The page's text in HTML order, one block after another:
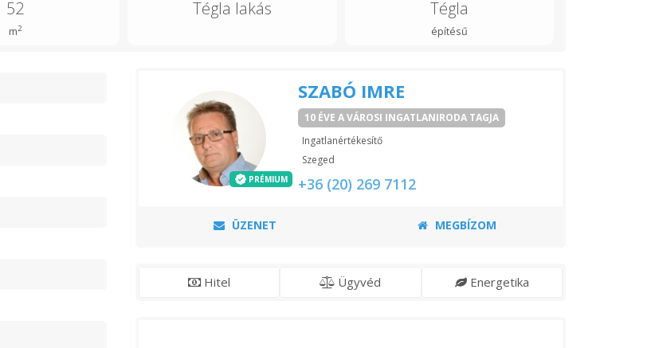
52
m2
Tégla lakás Tégla
építésű
PRÉMIUM
SZABÓ IMRE
10 ÉVE A VÁROSI INGATLANIRODA TAGJA
Ingatlanértékesítő
Szeged
+36 (20) 269 7112
ÜZENET MEGBÍZOM
Hitel Ügyvéd Energetika